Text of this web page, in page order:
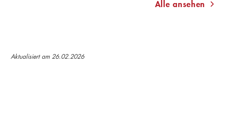
Alle ansehen
Aktualisiert am 26.02.2026